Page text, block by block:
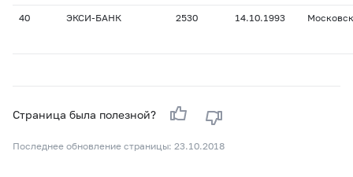
40 ЭКСИ-БАНК 2530 14.10.1993
Страница была полезной?
Последнее обновление страницы: 23.10.2018